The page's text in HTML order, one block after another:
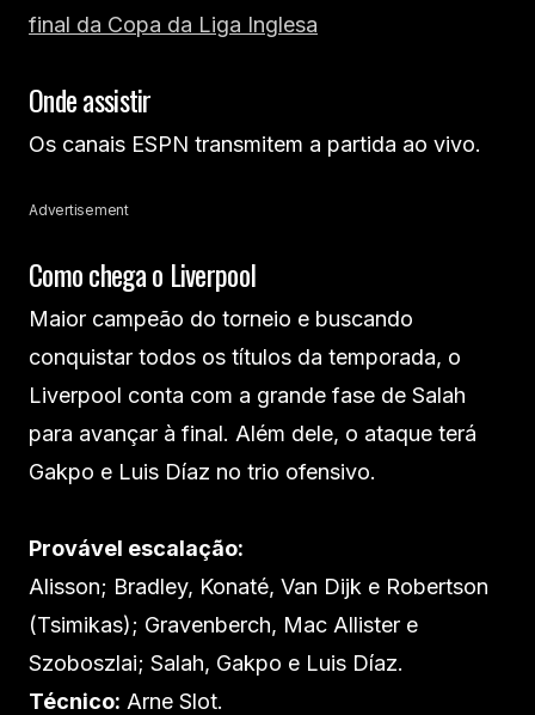
final da Copa da Liga Inglesa
Onde assistir
Os canais ESPN transmitem a partida ao vivo.
Advertisement
Como chega o Liverpool
Maior campeão do torneio e buscando
conquistar todos os títulos da temporada, o
Liverpool conta com a grande fase de Salah
para avançar à final. Além dele, o ataque terá
Gakpo e Luis Díaz no trio ofensivo.
Provável escalação:
Alisson; Bradley, Konaté, Van Dijk e Robertson
(Tsimikas); Gravenberch, Mac Allister e
Szoboszlai; Salah, Gakpo e Luis Díaz.
Técnico: Arne Slot.